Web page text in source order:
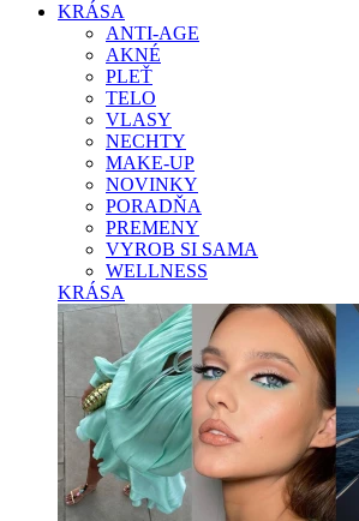
KRÁSA
ANTI-AGE
AKNÉ
PLEŤ
TELO
VLASY
NECHTY
MAKE-UP
NOVINKY
PORADŇA
PREMENY
VYROB SI SAMA
WELLNESS
KRÁSA